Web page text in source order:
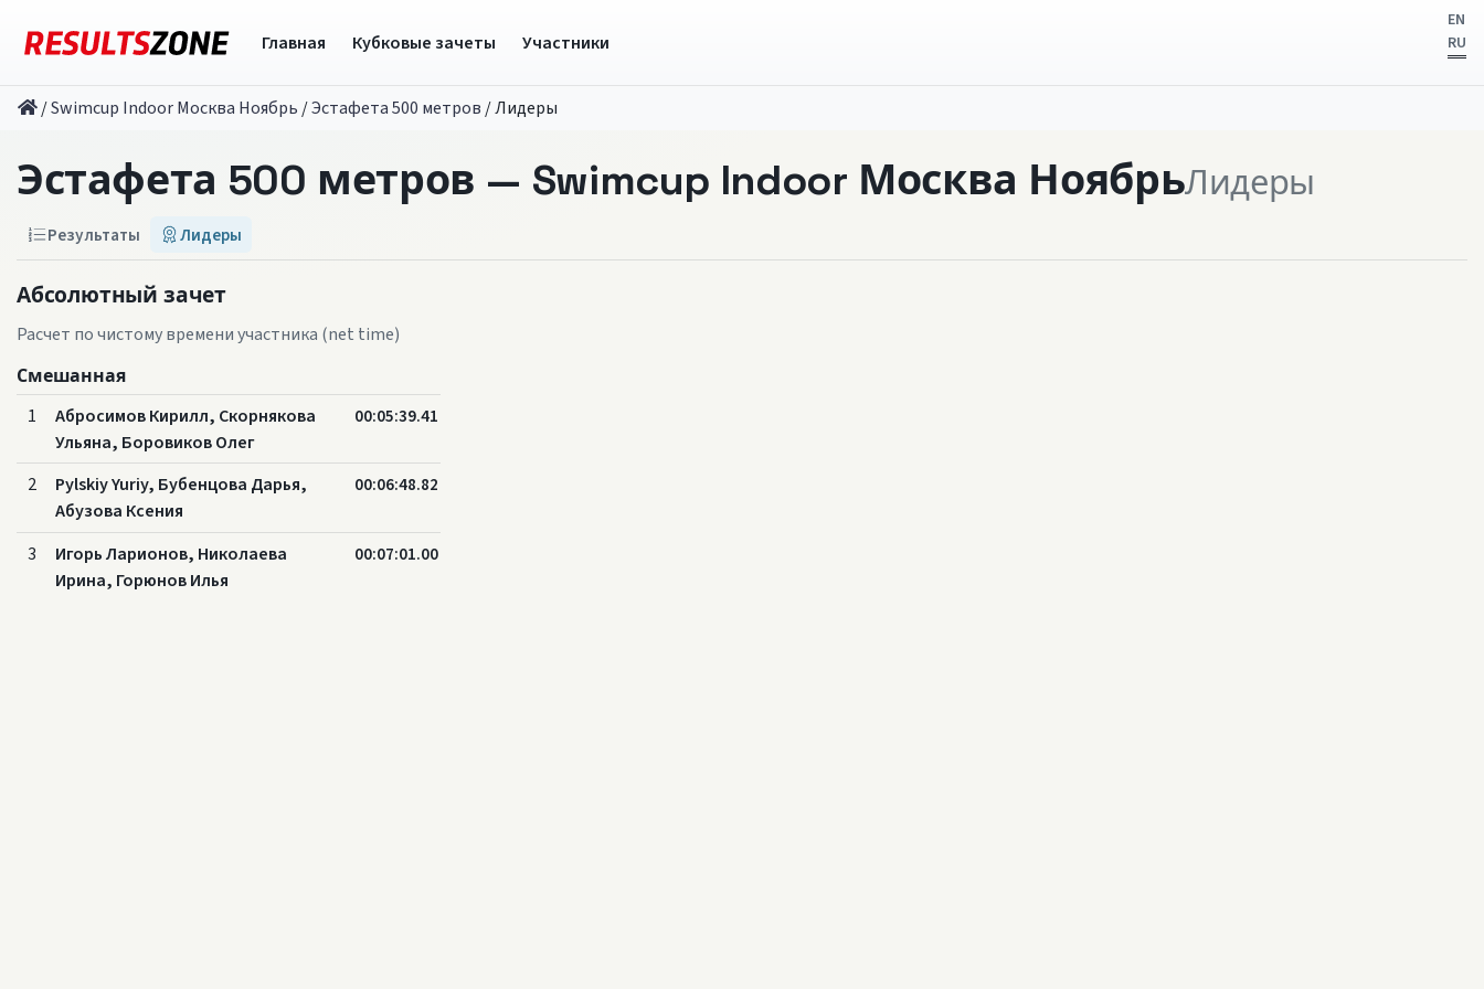
Главная Кубковые зачеты Участники
EN
RU
/Swimcup Indoor Москва Ноябрь /Эстафета 500 метров /Лидеры
Эстафета 500 метров — Swimcup Indoor Москва НоябрьЛидеры
Результаты Лидеры
Абсолютный зачет
Расчет по чистому времени участника (net time)
Смешанная
1
Абросимов Кирилл, Скорнякова
Ульяна, Боровиков Олег
00:05:39.41
2
Pylskiy Yuriy, Бубенцова Дарья,
Абузова Ксения
00:06:48.82
3
Игорь Ларионов, Николаева
Ирина, Горюнов Илья
00:07:01.00